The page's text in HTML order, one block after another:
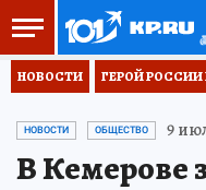
НОВОСТИ ГЕРОЙ РОССИИ
НОВОСТИ ОБЩЕСТВО 9
В Кемерове